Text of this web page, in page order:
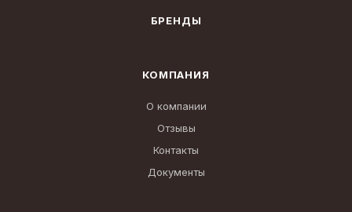
БРЕНДЫ
КОМПАНИЯ
О компании
Отзывы
Контакты
Документы